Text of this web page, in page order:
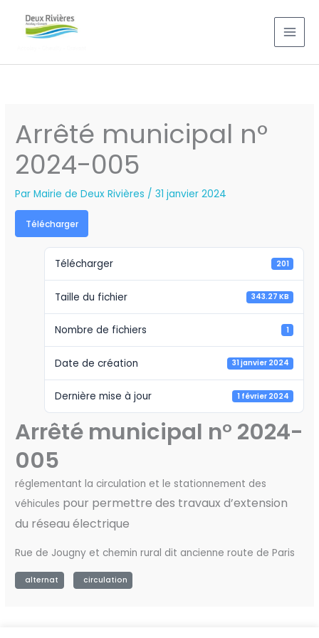
Arrêté municipal n°
2024-005
ParMairie de Deux Rivières /31 janvier 2024
Télécharger
Télécharger 201
Taille du fichier 343.27 KB
Nombre de fichiers 1
Date de création 31 janvier 2024
Dernière mise à jour 1 février 2024
Arrêté municipal n° 2024-
005
réglementant la circulation et le stationnement des
véhicules pour permettre des travaux d’extension
du réseau électrique
Rue de Jougny et chemin rural dit ancienne route de Paris
alternat circulation